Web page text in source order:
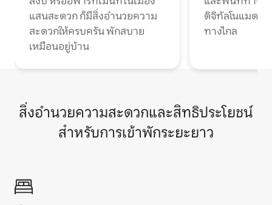
แสนสะดวก ก็มีสิ่งอำนวยความ
สะดวกให้ครบครัน พักสบาย
เหมือนอยู่บ้าน
ดิจิทัลโนแมดแ
ทางไกล
สิ่งอำนวยความสะดวกและสิทธิประโยชน์
สำหรับการเข้าพักระยะยาว